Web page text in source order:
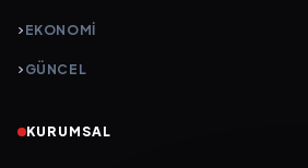
EKONOMİ
GÜNCEL
KURUMSAL